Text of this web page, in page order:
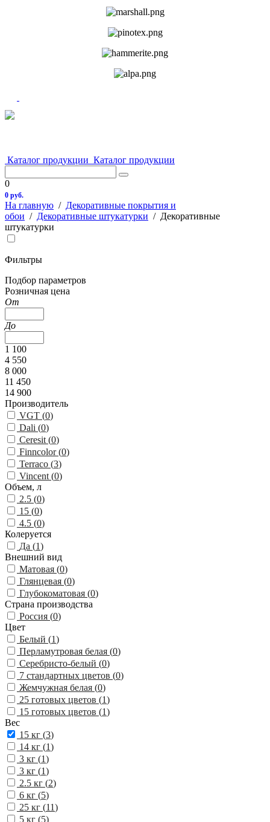
Каталог продукции Каталог продукции
0
0 руб.
На главную / Декоративные покрытия и
обои / Декоративные штукатурки / Декоративные
штукатурки
Фильтры
Подбор параметров
Розничная цена
От
До
1 100
4 550
8 000
11 450
14 900
Производитель
VGT (0)
Dali (0)
Ceresit (0)
Finncolor (0)
Terraco (3)
Vincent (0)
Объем, л
2.5 (0)
15 (0)
4.5 (0)
Колеруется
Да (1)
Внешний вид
Матовая (0)
Глянцевая (0)
Глубокоматовая (0)
Страна производства
Россия (0)
Цвет
Белый (1)
Перламутровая белая (0)
Серебристо-белый (0)
7 стандартных цветов (0)
Жемчужная белая (0)
25 готовых цветов (1)
15 готовых цветов (1)
Вес
15 кг (3)
14 кг (1)
3 кг (1)
3 кг (1)
2.5 кг (2)
6 кг (5)
25 кг (11)
5 кг (5)